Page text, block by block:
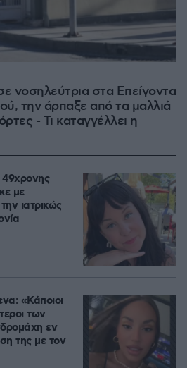
νοσηλεύτρια στα Επείγοντα
την άρπαξε από τα μαλλιά
- Τι καταγγέλλει η
49χρονης
με
ιατρικώς
«Κάποιοι
των
εν
της με τον